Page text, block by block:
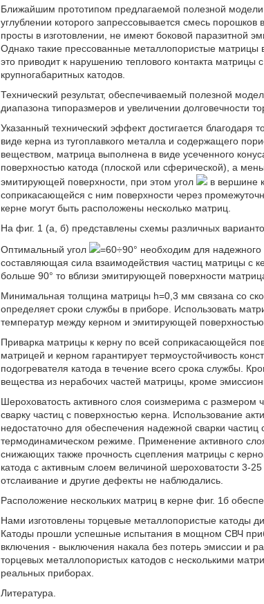
Ближайшим прототипом предлагаемой полезной
углублении которого запрессовывается смесь
просты в изготовлении, не имеют боковой паразитной
Однако такие прессованные металлопористые матрицы
это приводит к нарушению теплового контакта
крупногабаритных катодов.
Технический результат, обеспечиваемый полезной
диапазона типоразмеров и увеличении долговечности
Указанный технический эффект достигается
виде керна из тугоплавкого металла и содержащего
веществом, матрица выполнена в виде усеченного
поверхностью катода (плоской или сферической), а
эмитирующей поверхности, при этом угол
в вершине
соприкасающейся с ним поверхности через
керне могут быть расположены несколько матриц.
На фиг. 1 (а, б) представлены схемы различных
Оптимальный угол
=60÷90° необходим для
составляющая сила взаимодействия частиц матрицы с
больше 90° то вблизи эмитирующей поверхности
Минимальная толщина матрицы h=0,3 мм связана со
определяет сроки службы в приборе. Использовать
температур между керном и эмитирующей
Приварка матрицы к керну по всей соприкасающейся
матрицей и керном гарантирует термоустойчивость
подогревателя катода в течение всего срока службы.
вещества из нерабочих частей матрицы, кроме
Шероховатость активного слоя соизмерима с
сварку частиц с поверхностью керна. Использование
недостаточно для обеспечения надежной сварки
термодинамическом режиме. Применение активного
снижающих также прочность сцепления матрицы с
катода с активным слоем величиной шероховатости 3-
отслаивание и другие дефекты не наблюдались.
Расположение нескольких матриц в керне фиг. 1б
Нами изготовлены торцевые металлопористые
Катоды прошли успешные испытания в мощном СВЧ
включения - выключения накала без потерь эмиссии и
торцевых металлопористых катодов с несколькими
реальных приборах.
Литература.